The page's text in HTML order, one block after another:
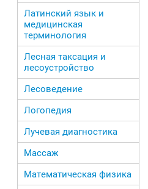
Латинский язык и
медицинская
терминология
Лесная таксация и
лесоустройство
Лесоведение
Логопедия
Лучевая диагностика
Массаж
Математическая физика